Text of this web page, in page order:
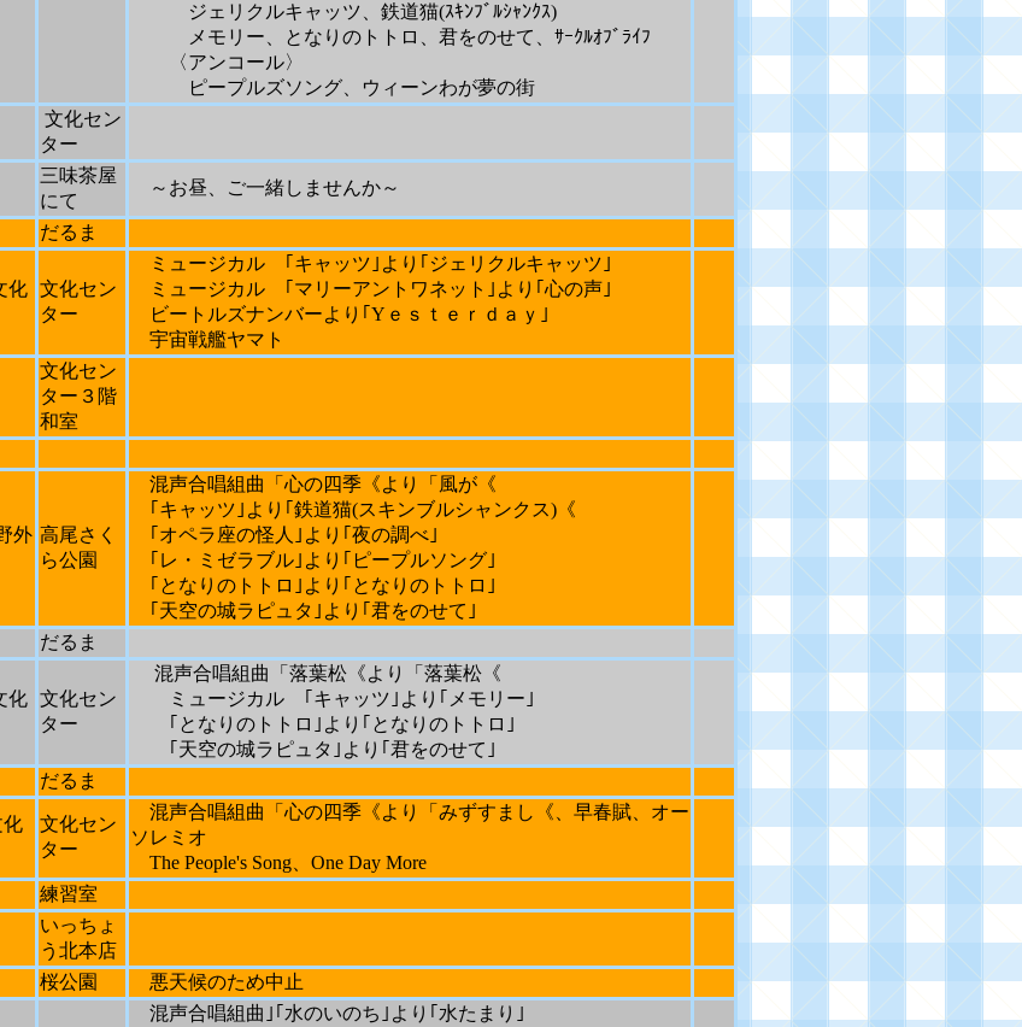
ジェリクルキャッツ、鉄道猫(ｽｷﾝﾌﾞﾙｼｬﾝｸｽ)
メモリー、となりのトトロ、君をのせて、ｻｰｸﾙｵﾌﾞﾗｲﾌ
〈アンコール〉
ピープルズソング、ウィーンわが夢の街
文化セン
ター
三味茶屋
にて
～お昼、ご一緒しませんか～
だるま
化
文化セン
ター
ミュージカル ｢キャッツ｣より｢ジェリクルキャッツ｣
ミュージカル ｢マリーアントワネット｣より｢心の声｣
ビートルズナンバーより｢ Y ｅｓｔｅｒｄａｙ｣
宇宙戦艦ヤマト
文化セン
ター３階
和室
外 高尾さく
ら公園
混声合唱組曲「心の四季《より「風が《
｢キャッツ｣より｢鉄道猫(スキンブルシャンクス) 《
｢オペラ座の怪人｣より｢夜の調べ｣
｢レ・ミゼラブル｣より｢ピープルソング｣
｢となりのトトロ｣より｢となりのトトロ｣
｢天空の城ラピュタ｣より｢君をのせて｣
だるま
化
文化セン
ター
混声合唱組曲「落葉松《より「落葉松《
ミュージカル ｢キャッツ｣より｢メモリー｣
｢となりのトトロ｣より｢となりのトトロ｣
｢天空の城ラピュタ｣より｢君をのせて｣
だるま
文化セン
ター
混声合唱組曲「心の四季《より「みずすまし《、早春賦、オー
ソレミオ
The People's Song
One Day More
練習室
いっちょ
う北本店
桜公園 悪天候のため中止
混声合唱組曲｣｢水のいのち｣より｢水たまり｣